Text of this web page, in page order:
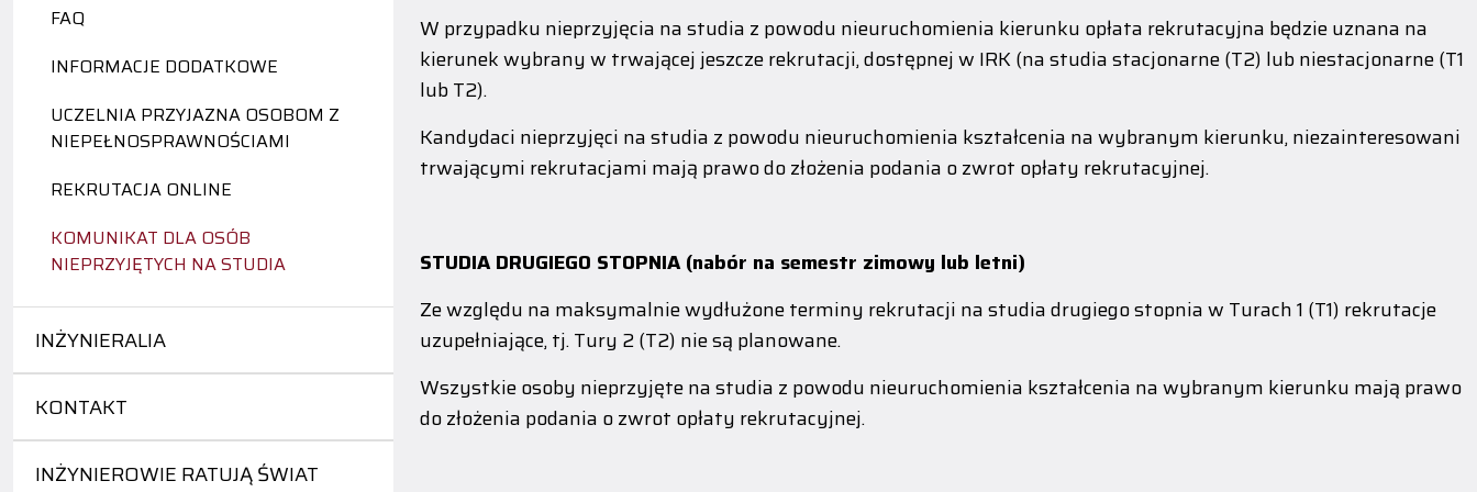
FAQ
INFORMACJE DODATKOWE
UCZELNIA PRZYJAZNA OSOBOM Z
NIEPEŁNOSPRAWNOŚCIAMI
REKRUTACJA ONLINE
KOMUNIKAT DLA OSÓB
NIEPRZYJĘTYCH NA STUDIA
INŻYNIERALIA
KONTAKT
INŻYNIEROWIE RATUJĄ ŚWIAT
W przypadku nieprzyjęcia na studia z powodu nieuruchomienia kierunku opłata rekrutacyjna będzie uznana na
kierunek wybrany w trwającej jeszcze rekrutacji, dostępnej w IRK (na studia stacjonarne (T2) lub niestacjonarne (T1
lub T2).
Kandydaci nieprzyjęci na studia z powodu nieuruchomienia kształcenia na wybranym kierunku, niezainteresowani
trwającymi rekrutacjami mają prawo do złożenia podania o zwrot opłaty rekrutacyjnej.
STUDIA DRUGIEGO STOPNIA (nabór na semestr zimowy lub letni)
Ze względu na maksymalnie wydłużone terminy rekrutacji na studia drugiego stopnia w Turach 1 (T1) rekrutacje
uzupełniające, tj. Tury 2 (T2) nie są planowane.
Wszystkie osoby nieprzyjęte na studia z powodu nieuruchomienia kształcenia na wybranym kierunku mają prawo
do złożenia podania o zwrot opłaty rekrutacyjnej.